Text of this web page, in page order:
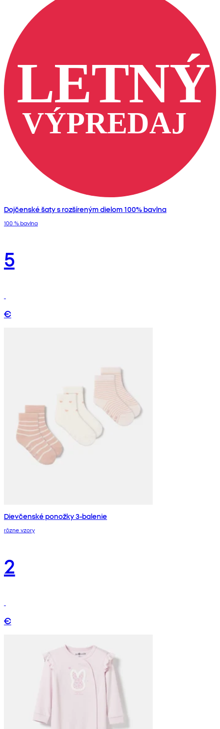
Dojčenské šaty s rozšíreným dielom 100% bavlna
100 % bavlna
5
€
Dievčenské ponožky 3-balenie
rôzne vzory
2
€